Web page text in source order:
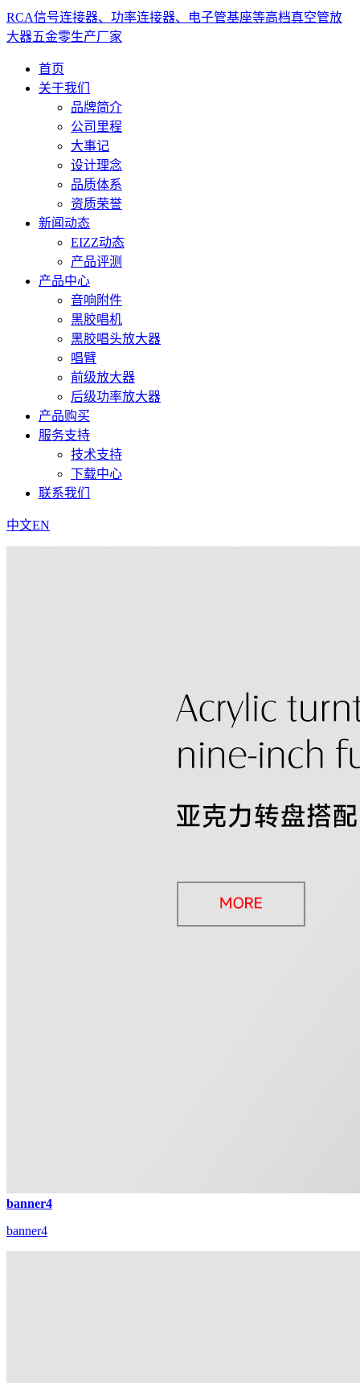
RCA信号连接器、功率连接器、电子管基座等高档真空管放
大器五金零生产厂家
首页
关于我们
品牌简介
公司里程
大事记
设计理念
品质体系
资质荣誉
新闻动态
EIZZ动态
产品评测
产品中心
音响附件
黑胶唱机
黑胶唱头放大器
唱臂
前级放大器
后级功率放大器
产品购买
服务支持
技术支持
下载中心
联系我们
中文EN
banner4
banner4